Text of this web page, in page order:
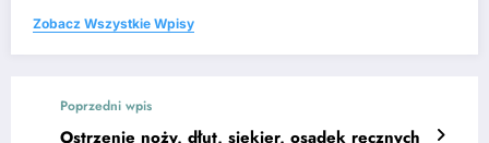
Zobacz Wszystkie Wpisy
Poprzedni wpis
Ostrzenie noży, dłut, siekier, osadek ręcznych